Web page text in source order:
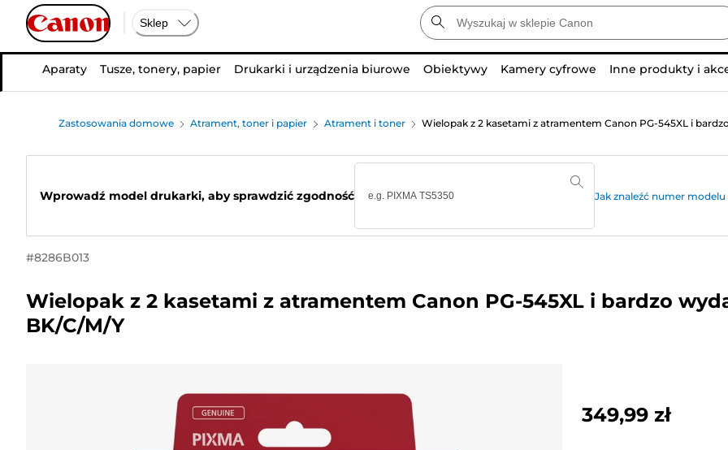
Sklep
Aparaty Tusze, tonery, papier Drukarki i urządzenia biurowe Obiektywy Kamery cyfrowe Inne produkty i
Zastosowania domowe Atrament, toner i papier Atrament i toner Wielopak z 2 kasetami z atramentem Canon PG-545XL i
Wprowadź model drukarki, aby sprawdzić zgodność Jak znaleźć numer
#8286B013
Wielopak z 2 kasetami z atramentem Canon PG-545XL i bardzo
BK/C/M/Y
349,99 zł